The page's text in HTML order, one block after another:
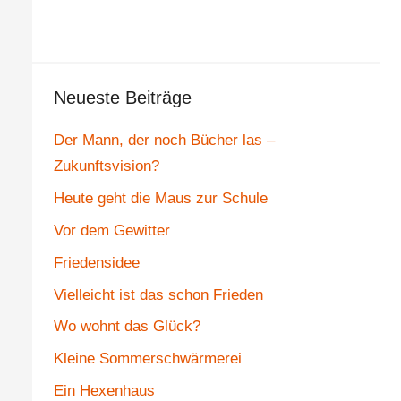
Neueste Beiträge
Der Mann, der noch Bücher las –
Zukunftsvision?
Heute geht die Maus zur Schule
Vor dem Gewitter
Friedensidee
Vielleicht ist das schon Frieden
Wo wohnt das Glück?
Kleine Sommerschwärmerei
Ein Hexenhaus